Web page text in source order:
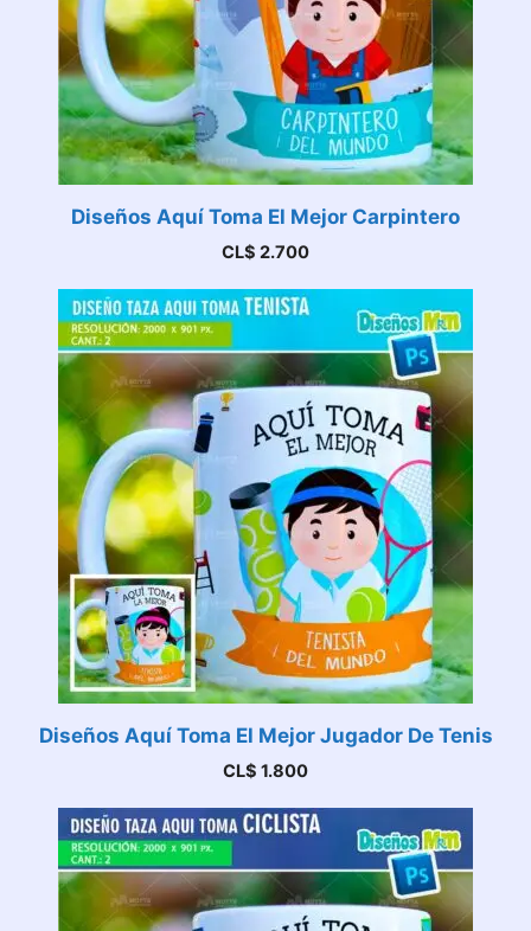
Diseños Aquí Toma El Mejor Carpintero
CL$ 2.700
Diseños Aquí Toma El Mejor Jugador De Tenis
CL$ 1.800